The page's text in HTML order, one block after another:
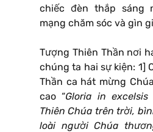
chiếc đèn thắp sáng
mạng chăm sóc và gìn
Tượng Thiên Thần nơi
chúng ta hai sự kiện: 1]
Thần ca hát mừng
cao “Gloria in excelsis
Thiên Chúa trên trời,
loài người Chúa